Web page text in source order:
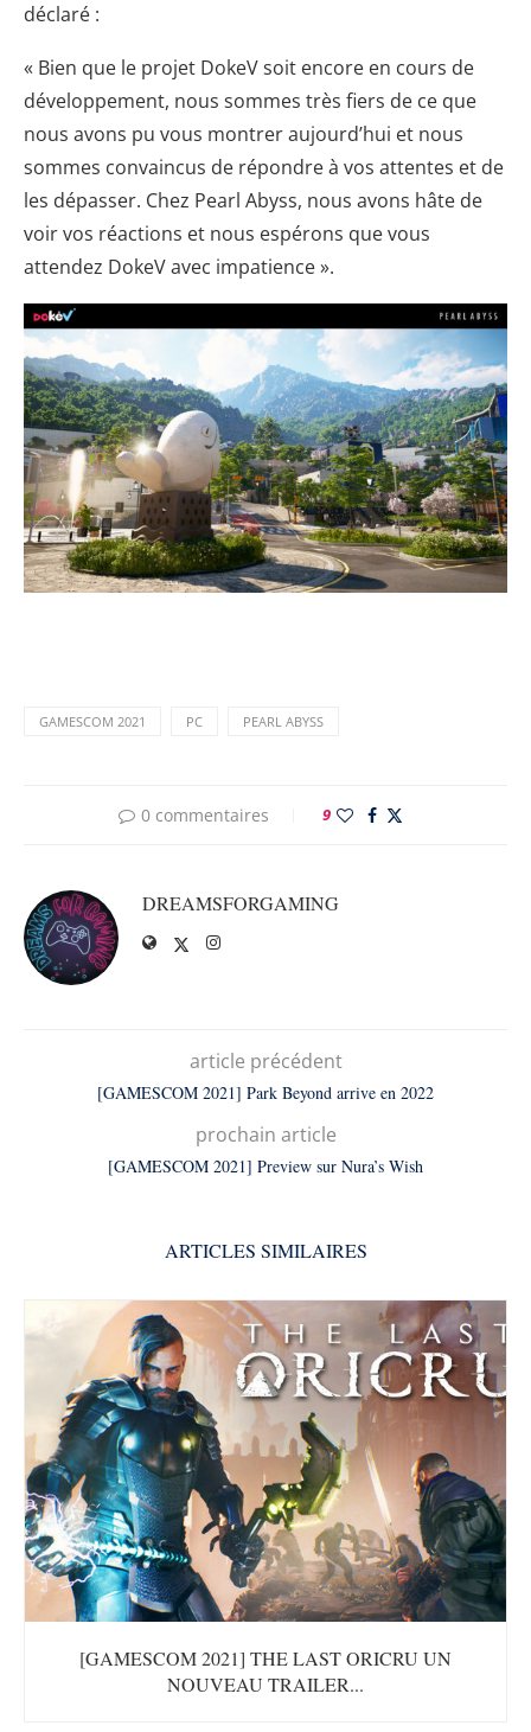
déclaré :
« Bien que le projet DokeV soit encore en cours de
développement, nous sommes très fiers de ce que
nous avons pu vous montrer aujourd’hui et nous
sommes convaincus de répondre à vos attentes et de
les dépasser. Chez Pearl Abyss, nous avons hâte de
voir vos réactions et nous espérons que vous
attendez DokeV avec impatience ».
GAMESCOM 2021 PC PEARL ABYSS
0 commentaires 9
DREAMSFORGAMING
article précédent
[GAMESCOM 2021] Park Beyond arrive en 2022
prochain article
[GAMESCOM 2021] Preview sur Nura’s Wish
ARTICLES SIMILAIRES
[GAMESCOM 2021] THE LAST ORICRU UN
NOUVEAU TRAILER...